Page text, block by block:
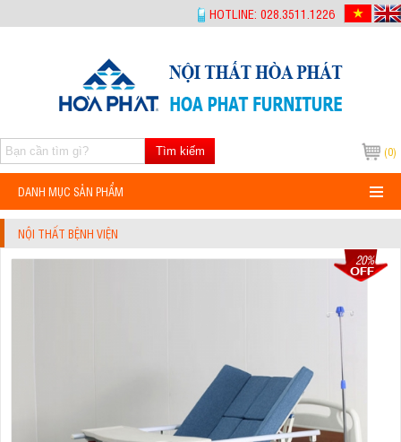
HOTLINE: 028.3511.1226
(0)
Tìm kiếm
DANH MỤC SẢN PHẨM
NỘI THẤT BỆNH VIỆN
20%